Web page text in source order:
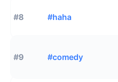
#8 #haha
#9 #comedy